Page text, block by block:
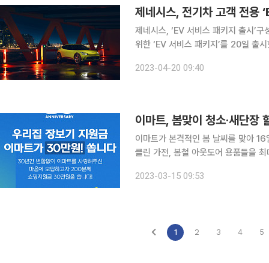
제네시스, 전기차 고객 전용
제네시스, ‘EV 서비스 패키지 출시’구성 따라 어드
위한 ‘EV 서비스 패키지’를 20일 출시했다. ‘EV 서비스 패키지’는 여러 제휴사와 협
전기차 관리에 필요한 혜택과 고객 라
2023-04-20 09:40
이마트, 봄맞이 청소·새단
이마트가 본격적인 봄 날씨를 맞아
클린 가전, 봄철 아웃도어 용품들을
30% 할인된 가격에 판매한다. 세차
2023-03-15 09:53
1 2 3 4 5